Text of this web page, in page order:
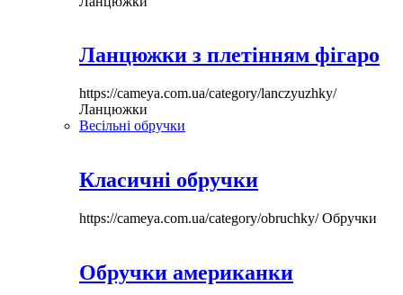
Ланцюжки з плетінням фігаро
https://cameya.com.ua/category/lanczyuzhky/
Ланцюжки
Весільні обручки
Класичні обручки
https://cameya.com.ua/category/obruchky/Обручки
Обручки американки